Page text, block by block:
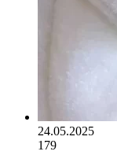
24.05.2025
179